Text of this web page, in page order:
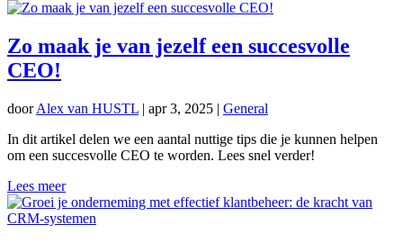
Zo maak je van jezelf een succesvolle
CEO!
doorAlex van HUSTL | apr 3, 2025 | General
In dit artikel delen we een aantal nuttige tips die je kunnen helpen
om een succesvolle CEO te worden. Lees snel verder!
Lees meer